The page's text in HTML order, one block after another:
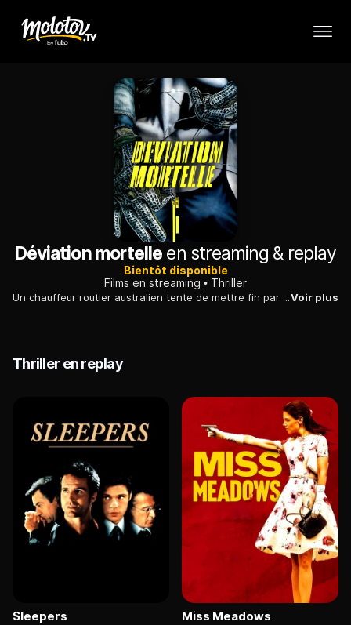
Déviation mortelle en streaming & replay
Bientôt disponible
Films en streaming
Thriller
Un chauffeur routier australien tente de mettre fin par tous les moyens aux agissements d'un tueur en série qui s'en prend invariablement aux auto-stoppeurs...Voir plus
Thriller en replay
Sleepers Miss Meadows